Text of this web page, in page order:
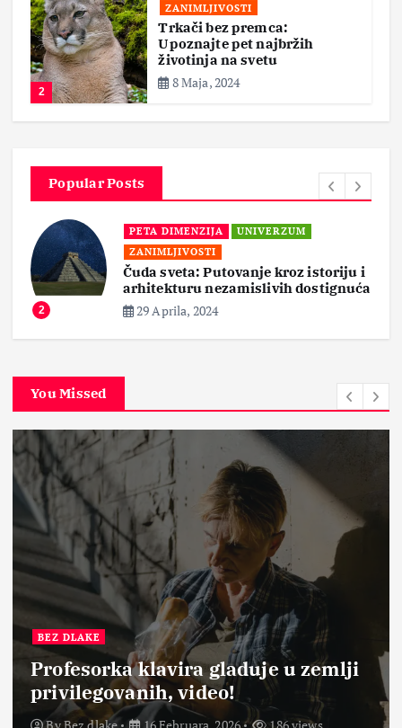
2
ZANIMLJIVOSTI
Trkači bez premca:
Upoznajte pet najbržih
životinja na svetu
8 Maja, 2024
Popular Posts
2
PETA DIMENZIJA
UNIVERZUM
ZANIMLJIVOSTI
Čuda sveta: Putovanje kroz istoriju i
arhitekturu nezamislivih dostignuća
29 Aprila, 2024
You Missed
BEZ DLAKE
Profesorka klavira gladuje u zemlji
privilegovanih, video!